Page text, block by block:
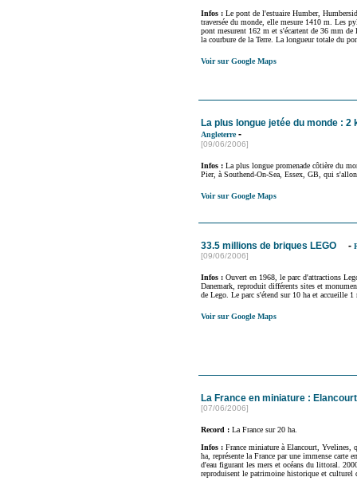
Infos : Le pont de l'estuaire Humber,
traversée du monde, elle mesure 1410 m. Les
pont mesurent 162 m et s'écartent de 36 mm de
la courbure de la Terre. La longueur totale du
Voir sur Google Maps
La plus longue jetée du monde : 2
Angleterre-
[09/06/2006]
Infos : La plus longue promenade côtière du
Pier, à Southend-On-Sea, Essex, GB, qui
Voir sur Google Maps
33.5 millions de briques LEGO -
[09/06/2006]
Infos : Ouvert en 1968, le parc d'attractions
Danemark, reproduit différents sites et
de Lego. Le parc s'étend sur 10 ha et accueille
Voir sur Google Maps
La France en miniature :
[07/06/2006]
Record : La France sur 20 ha.
Infos : France miniature à Elancourt, Yvelines,
ha, représente la France par une immense carte
d'eau figurant les mers et océans du littoral.
reproduisent le patrimoine historique et culturel